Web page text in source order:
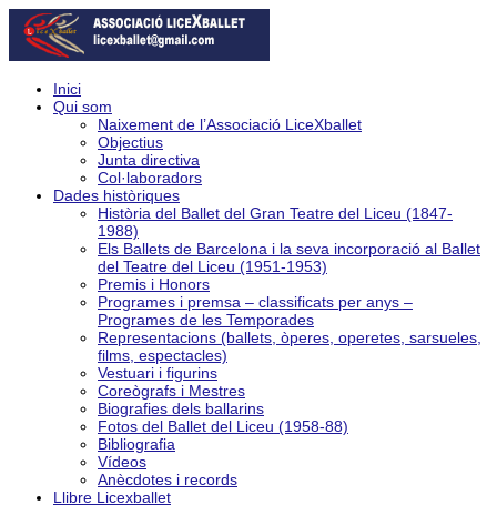
Inici
Qui som
Naixement de l’Associació LiceXballet
Objectius
Junta directiva
Col·laboradors
Dades històriques
Història del Ballet del Gran Teatre del Liceu (1847-
1988)
Els Ballets de Barcelona i la seva incorporació al Ballet
del Teatre del Liceu (1951-1953)
Premis i Honors
Programes i premsa – classificats per anys –
Programes de les Temporades
Representacions (ballets, òperes, operetes, sarsueles,
films, espectacles)
Vestuari i figurins
Coreògrafs i Mestres
Biografies dels ballarins
Fotos del Ballet del Liceu (1958-88)
Bibliografia
Vídeos
Anècdotes i records
Llibre Licexballet